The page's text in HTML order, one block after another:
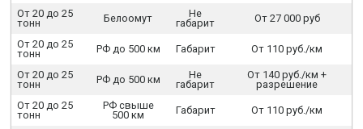
От 20 до 25
тонн
Белоомут
Не
габарит
От 27 000 руб
От 20 до 25
тонн
РФ до 500 км Габарит От 110 руб./км
От 20 до 25
тонн
РФ до 500 км
Не
габарит
От 140 руб./км +
разрешение
От 20 до 25
тонн
РФ свыше
500 км
Габарит От 110 руб./км